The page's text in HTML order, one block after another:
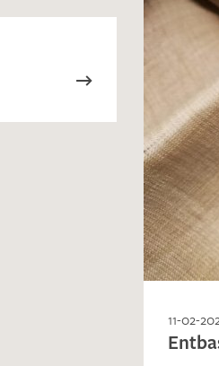
Ich bin damit einverstanden, dass
11-02-